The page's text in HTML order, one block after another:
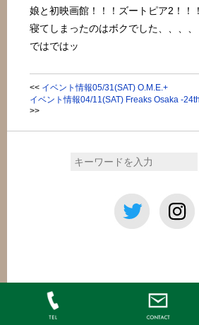
娘と初映画館！！！ズートピア2！！！
寝てしまったのはボクでした、、、、
ではではッ
<< イベント情報05/31(SAT) O.M.E.+
イベント情報04/11(SAT) Freaks Osaka -
>>